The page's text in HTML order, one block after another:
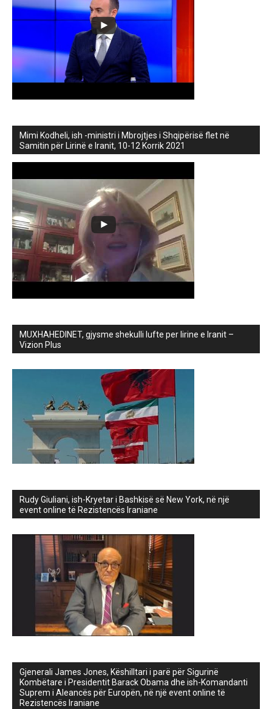
Mimi Kodheli, ish -ministri i Mbrojtjes i Shqipërisë flet në
Samitin për Lirinë e Iranit, 10-12 Korrik 2021
MUXHAHEDINET, gjysme shekulli lufte per lirine e Iranit –
Vizion Plus
Rudy Giuliani, ish-Kryetar i Bashkisë së New York, në një
event online të Rezistencës Iraniane
Gjenerali James Jones, Këshilltari i parë për Sigurinë
Kombëtare i Presidentit Barack Obama dhe ish-Komandanti
Suprem i Aleancës për Europën, në një event online të
Rezistencës Iraniane